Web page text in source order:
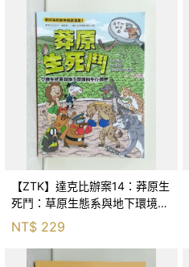
【ZTK】達克比辦案14：莽原生
死鬥：草原生態系與地下環境的
生存適應_柯智元
NT$ 229